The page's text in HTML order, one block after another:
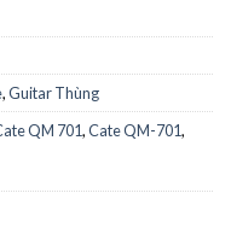
,Guitar Thùng
QM 701,Cate QM-701,